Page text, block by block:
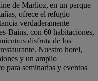
de Marlioz, en un parque
ofrece el refugio
verdaderamente
Bains, con 60 habitaciones,
disfruta de los
Nuestro hotel,
y un amplio
para seminarios y eventos